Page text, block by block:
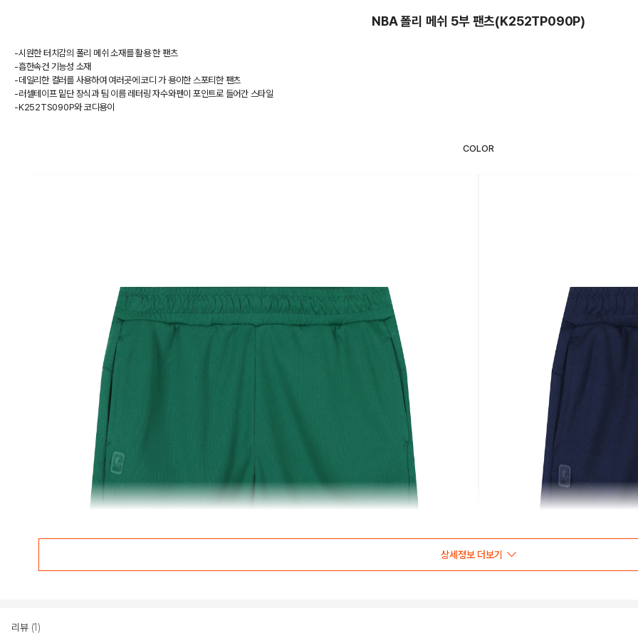
NBA 폴리 메쉬 5부 팬츠(K252TP090P)
-시원한 터치감의 폴리 메쉬 소재를 활용 한 팬츠
-흡한속건 기능성 소재
-데일리한 컬러를 사용하여 여러곳에 코디 가 용이한 스포티한 팬츠
-러셀테이프 밑단 장식과 팀 이름 레터링 자수와펜이 포인트로 들어간 스타일
-K252TS090P와 코디용이
COLOR
상세정보 더보기
리뷰 (1)